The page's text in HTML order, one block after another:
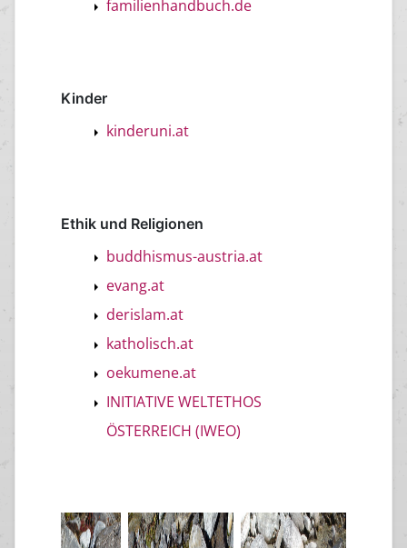
familienhandbuch.de
Kinder
kinderuni.at
Ethik und Religionen
buddhismus-austria.at
evang.at
derislam.at
katholisch.at
oekumene.at
INITIATIVE WELTETHOS
ÖSTERREICH (IWEO)